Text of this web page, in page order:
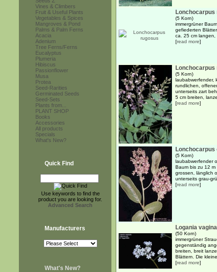
Vines & Climbers
Fruit & Useful Plants
Vegetables & Spices
Mangroves & Pond
Palms & Palm Ferns
Acacia
Adenium
Tree Ferns/Ferns
Eucalyptus
Plumeria
Hibiscus
Passionflower
Musa
Protea
Seed-Rarities
Germinated Seeds
Seed-Sets
Plants from...
PLANT SHOP
Books
Accessories
All products
Specials
What's New?
Quick Find
Use keywords to find the
product you are looking for.
Advanced Search
Manufacturers
What's New?
Lonchocarpus
(5 Korn)
immergrüner
gefiederten
ca. 25 cm langen,
[read more]
(5 Korn)
laubabwerfender,
rundlichen,
unterseits zart
5 cm breiten,
[read more]
Lonchocarpus
(5 Korn)
laubabwerfender
Baum bis zu 12
grossen, länglich
unterseits grau-
[read more]
Logania
(50 Korn)
immergrüner
gegenständig
breiten, breit
Blättern. Die
[read more]